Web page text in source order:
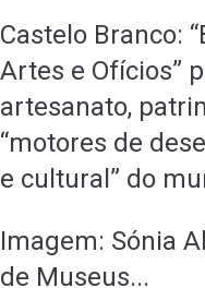
Castelo Branco:
Artes e Ofícios”
artesanato,
“motores de
e cultural” do
Imagem: Sónia
de Museus...